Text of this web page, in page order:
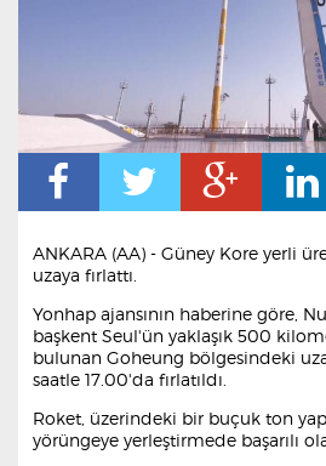
ANKARA (AA) - Güney Kore yerli
uzaya fırlattı.
Yonhap ajansının haberine göre,
başkent Seul'ün yaklaşık 500
bulunan Goheung bölgesindeki
saatle 17.00'da fırlatıldı.
Roket, üzerindeki bir buçuk ton
yörüngeye yerleştirmede başarılı